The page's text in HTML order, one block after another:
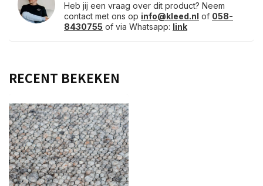
Heb jij een vraag over dit product? Neem
contact met ons op info@kleed.nl of 058-
8430755 of via Whatsapp: link
RECENT BEKEKEN